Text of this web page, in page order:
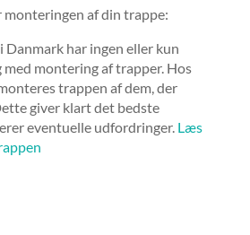
monteringen af din trappe:
Danmark har ingen eller kun
montering af trapper. Hos
trappen af dem, der
giver klart det bedste
eventuelle udfordringer. Læs